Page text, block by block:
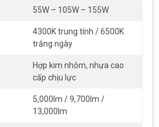
55W – 105W – 155W
4300K trung tính / 6500K
trắng ngày
Hợp kim nhôm, nhựa cao
cấp chịu lực
5,000lm / 9,700lm /
13,000lm